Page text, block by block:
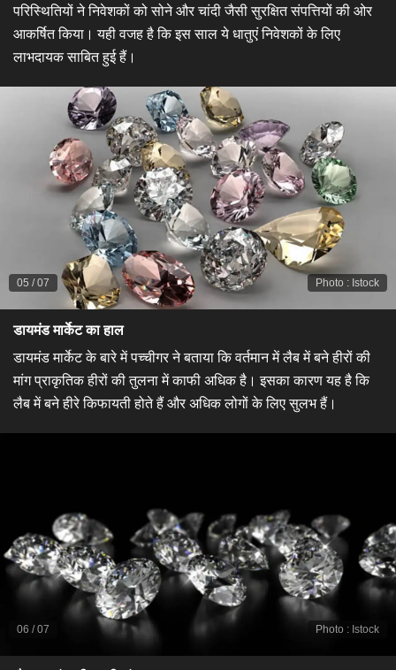
परिस्थितियों ने निवेशकों को सोने और चांदी जैसी सुरक्षित संपत्तियों की ओर
आकर्षित किया। यही वजह है कि इस साल ये धातुएं निवेशकों के लिए
लाभदायक साबित हुई हैं।
Photo : Istock
05 /07
​डायमंड मार्केट का हाल​
डायमंड मार्केट के बारे में पच्चीगर ने बताया कि वर्तमान में लैब में बने हीरों की
मांग प्राकृतिक हीरों की तुलना में काफी अधिक है। इसका कारण यह है कि
लैब में बने हीरे किफायती होते हैं और अधिक लोगों के लिए सुलभ हैं।
Photo : Istock
06 /07